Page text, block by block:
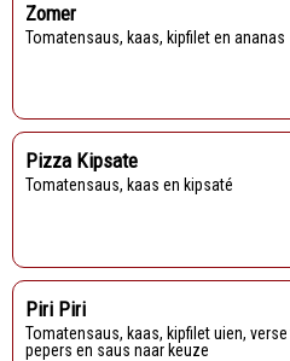
Zomer
Tomatensaus, kaas, kipfilet en ananas
Pizza Kipsate
Tomatensaus, kaas en kipsaté
Piri Piri
Tomatensaus, kaas, kipfilet uien, verse tomaten, Spaanse
pepers en saus naar keuze